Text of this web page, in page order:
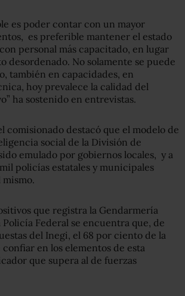
es poder contar con un mayor
es preferible mantener el estado
personal más capacitado, en lugar
desordenado. No solamente se puede
también en capacidades, en
hoy prevalece la calidad del
ha sostenido en entrevistas.
comisionado destacó que el modelo de
social de la División de
emulado por gobiernos locales, y a
policías estatales y municipales
mismo.
que registra la Gendarmería
Policía Federal se encuentra que, de
del Inegi, el 68 por ciento de la
en los elementos de esta
que supera al de fuerzas